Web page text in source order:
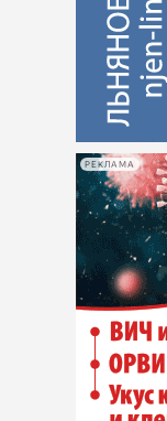
РЕКЛАМА